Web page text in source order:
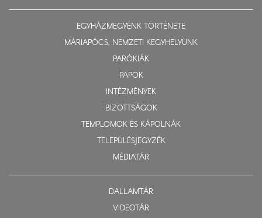
EGYHÁZMEGYÉNK TÖRTÉNETE
MÁRIAPÓCS, NEMZETI KEGYHELYÜNK
PARÓKIÁK
PAPOK
INTÉZMÉNYEK
BIZOTTSÁGOK
TEMPLOMOK ÉS KÁPOLNÁK
TELEPÜLÉSJEGYZÉK
MÉDIATÁR
DALLAMTÁR
VIDEOTÁR